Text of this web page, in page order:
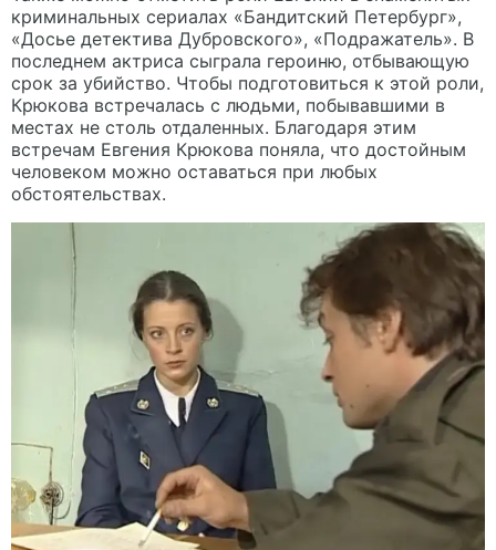
криминальных сериалах «Бандитский Петербург»,
«Досье детектива Дубровского», «Подражатель». В
последнем актриса сыграла героиню, отбывающую
срок за убийство. Чтобы подготовиться к этой роли,
Крюкова встречалась с людьми, побывавшими в
местах не столь отдаленных. Благодаря этим
встречам Евгения Крюкова поняла, что достойным
человеком можно оставаться при любых
обстоятельствах.